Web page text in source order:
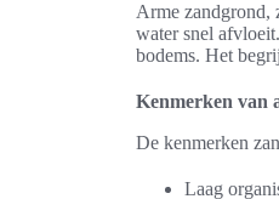
Arme zandgrond,
water snel
bodems. Het
Kenmerken van
De kenmerken
Laag